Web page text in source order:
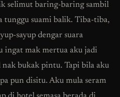
selimut baring-baring sambil
tunggu suami balik. Tiba-tiba,
sayup dengar suara
ingat mak mertua aku jadi
bukak pintu. Tapi bila aku
pun disitu. Aku mula seram